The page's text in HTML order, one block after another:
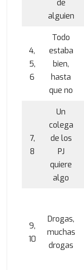
de
alguien
4,
5,
6
Todo
estaba
bien,
hasta
que no
7,
8
Un
colega
de los
PJ
quiere
algo
9,
10
Drogas,
muchas
drogas